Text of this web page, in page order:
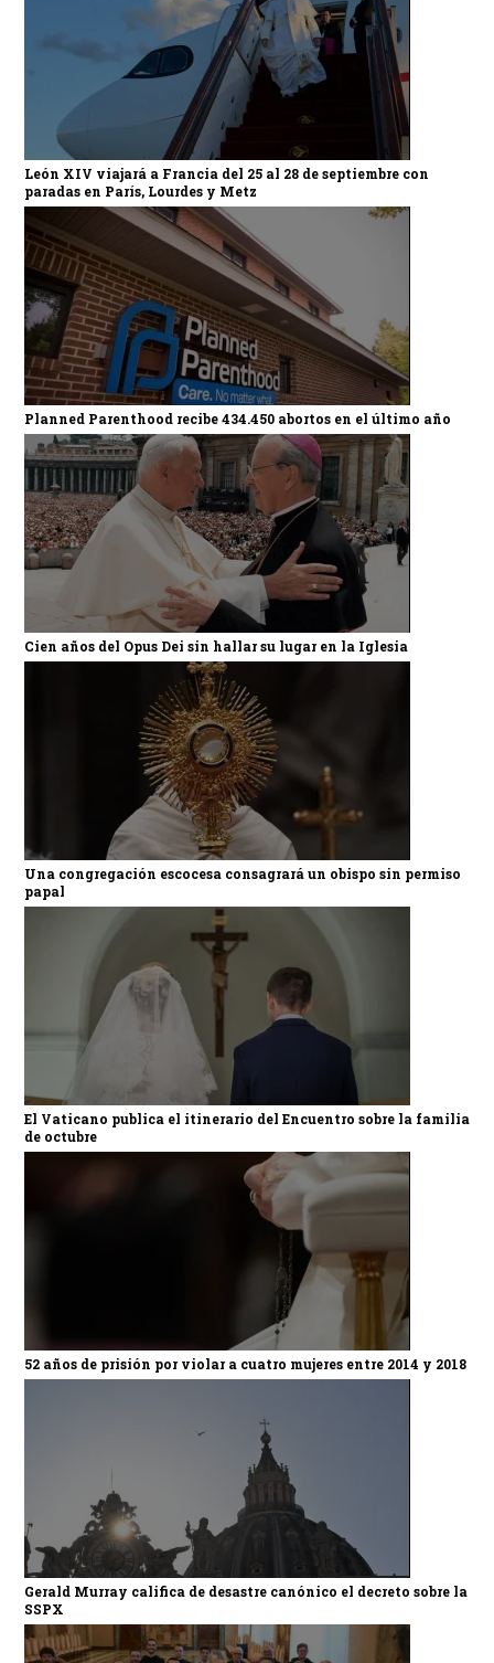
León XIV viajará a Francia del 25 al 28 de septiembre con
paradas en París, Lourdes y Metz
Planned Parenthood recibe 434.450 abortos en el último año
Cien años del Opus Dei sin hallar su lugar en la Iglesia
Una congregación escocesa consagrará un obispo sin permiso
papal
El Vaticano publica el itinerario del Encuentro sobre la familia
de octubre
52 años de prisión por violar a cuatro mujeres entre 2014 y 2018
Gerald Murray califica de desastre canónico el decreto sobre la
SSPX